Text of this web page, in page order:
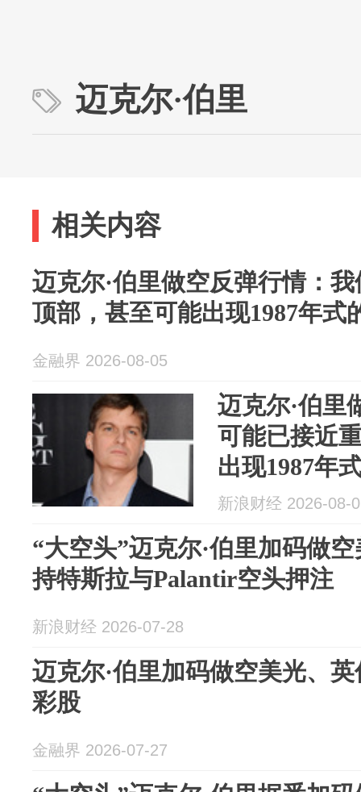
迈克尔·伯里
相关内容
迈克尔·伯里做空反弹行情：
顶部，甚至可能出现1987年式
金融界 2026-08-05
迈克尔·伯里
可能已接近
出现1987年
新浪财经 2026-08-
“大空头”迈克尔·伯里加码做
持特斯拉与Palantir空头押注
新浪财经 2026-07-28
迈克尔·伯里加码做空美光、
彩股
金融界 2026-07-27